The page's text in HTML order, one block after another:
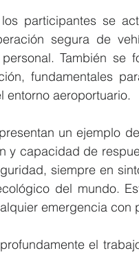
participantes se
segura de
También se
fundamentales
entorno aeroportuario.
un ejemplo
y capacidad de
siempre en
del mundo.
emergencia con
el